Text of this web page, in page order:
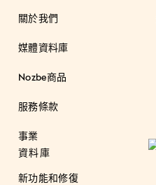
關於我們
媒體資料庫
Nozbe商品
服務條款
事業
資料庫
新功能和修復